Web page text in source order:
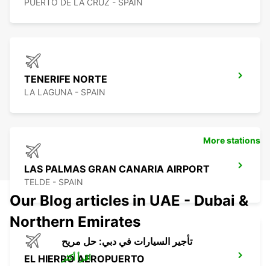
PUERTO DE LA CRUZ - SPAIN
TENERIFE NORTE
LA LAGUNA - SPAIN
LAS PALMAS GRAN CANARIA AIRPORT
TELDE - SPAIN
EL HIERRO AEROPUERTO
More stations
Our Blog articles in UAE - Dubai &
Northern Emirates
تأجير السيارات في دبي: حل مريح
اقرأ أكثر